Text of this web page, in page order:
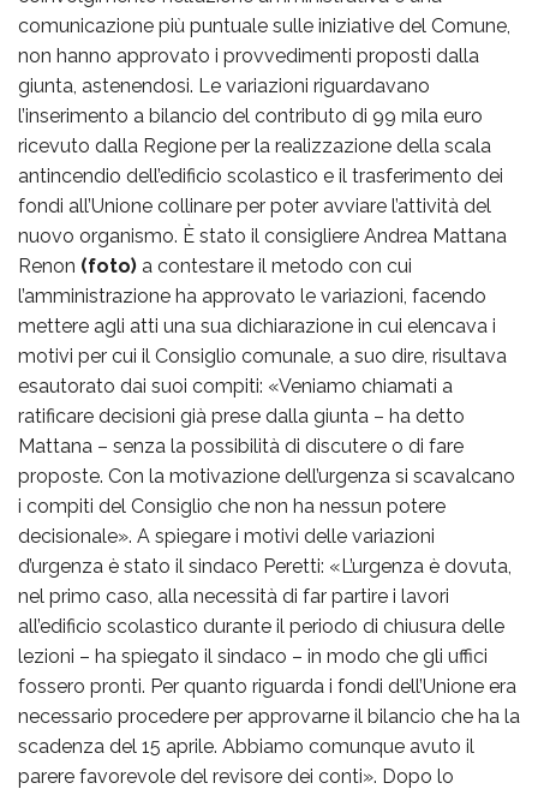
comunicazione più puntuale sulle iniziative del Comune,
non hanno approvato i provvedimenti proposti dalla
giunta, astenendosi. Le variazioni riguardavano
l’inserimento a bilancio del contributo di 99 mila euro
ricevuto dalla Regione per la realizzazione della scala
antincendio dell’edificio scolastico e il trasferimento dei
fondi all’Unione collinare per poter avviare l’attività del
nuovo organismo. È stato il consigliere Andrea Mattana
Renon (foto) a contestare il metodo con cui
l’amministrazione ha approvato le variazioni, facendo
mettere agli atti una sua dichiarazione in cui elencava i
motivi per cui il Consiglio comunale, a suo dire, risultava
esautorato dai suoi compiti: «Veniamo chiamati a
ratificare decisioni già prese dalla giunta – ha detto
Mattana – senza la possibilità di discutere o di fare
proposte. Con la motivazione dell’urgenza si scavalcano
i compiti del Consiglio che non ha nessun potere
decisionale». A spiegare i motivi delle variazioni
d’urgenza è stato il sindaco Peretti: «L’urgenza è dovuta,
nel primo caso, alla necessità di far partire i lavori
all’edificio scolastico durante il periodo di chiusura delle
lezioni – ha spiegato il sindaco – in modo che gli uffici
fossero pronti. Per quanto riguarda i fondi dell’Unione era
necessario procedere per approvarne il bilancio che ha la
scadenza del 15 aprile. Abbiamo comunque avuto il
parere favorevole del revisore dei conti». Dopo lo